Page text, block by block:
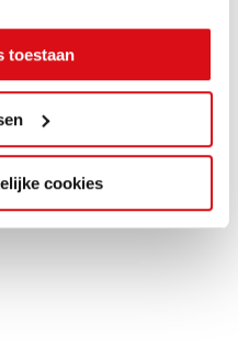
toestaan
cookies